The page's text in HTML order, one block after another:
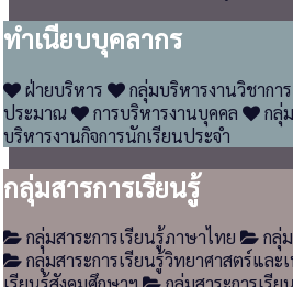
ทำเนียบบุคลากร
ฝ่ายบริหาร กลุ่มบริหารงานวิชาการ
ประมาณ
การบริหารงานบุคคล กลุ่
บริหารงานกิจการนักเรียนประจำ
กลุ่มสารการเรียนรู้
กลุ่มสาระการเรียนรู้ภาษาไทย
กลุ่
กลุ่มสาระการเรียนรู้วิทยาศาสตร์และ